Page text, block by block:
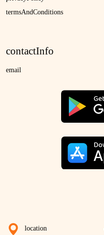
termsAndConditions
contactInfo
email
location